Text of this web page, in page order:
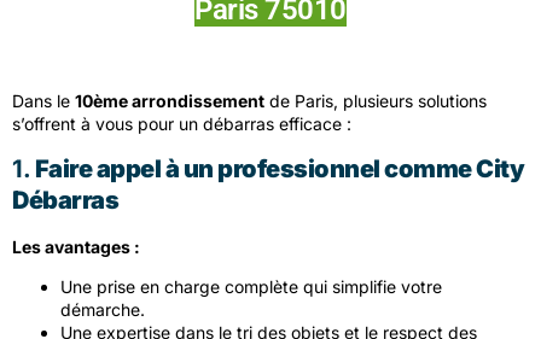
Paris 75010
Dans le 10ème arrondissement de Paris, plusieurs solutions
s’offrent à vous pour un débarras efficace :
1. Faire appel à un professionnel comme City
Débarras
Les avantages :
Une prise en charge complète qui simplifie votre
démarche.
Une expertise dans le tri des objets et le respect des